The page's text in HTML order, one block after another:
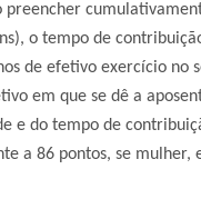
preencher
o tempo de
de efetivo exercício no
em que se dê a
e do tempo de
a 86 pontos, se mulher,